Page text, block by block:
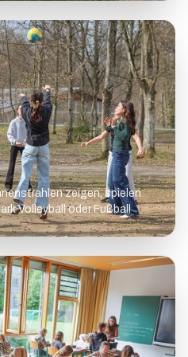
zeigen, spielen
Volleyball oder Fußball